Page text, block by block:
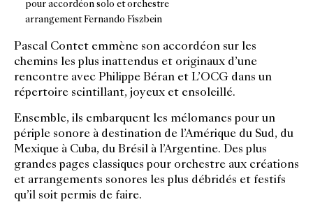
pour accordéon solo et orchestre
arrangement Fernando Fiszbein
Pascal Contet emmène son accordéon sur les
chemins les plus inattendus et originaux d’une
rencontre avec Philippe Béran et L’OCG dans un
répertoire scintillant, joyeux et ensoleillé.
Ensemble, ils embarquent les mélomanes pour un
périple sonore à destination de l’Amérique du Sud, du
Mexique à Cuba, du Brésil à l’Argentine. Des plus
grandes pages classiques pour orchestre aux créations
et arrangements sonores les plus débridés et festifs
qu’il soit permis de faire.